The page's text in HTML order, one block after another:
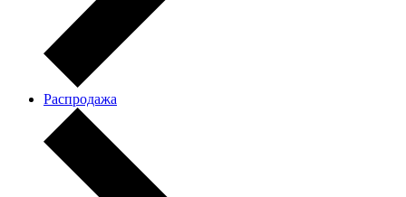
Распродажа